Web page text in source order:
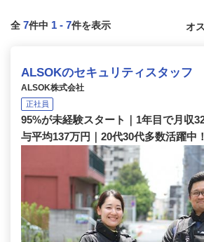
全 7件中 1 - 7件を表示
ALSOKのセキュリティスタッフ
ALSOK株式会社
正社員
95%が未経験スタート｜1年目で月収
与平均137万円｜20代30代多数活躍中！